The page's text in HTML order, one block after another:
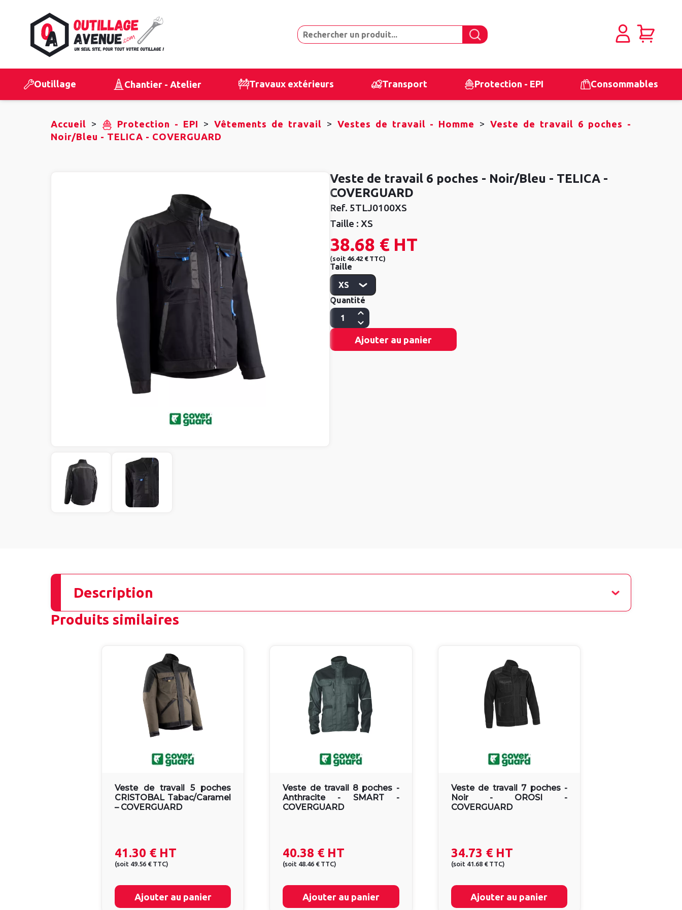
Outillage Chantier - Atelier Travaux extérieurs Transport Protection - EPI Consommables
Accueil > Protection - EPI > Vêtements de travail > Vestes de travail - Homme >Veste de travail 6 poches -
Noir/Bleu - TELICA - COVERGUARD
Veste de travail 6 poches - Noir/Bleu - TELICA -
COVERGUARD
Ref. 5TLJ0100XS
Taille : XS
38.68 €HT
(soit 46.42 € TTC)
Taille
Quantité
Ajouter au panier
Description
Produits similaires
Veste de travail 5 poches
CRISTOBAL Tabac/Caramel
– COVERGUARD
41.30 € HT
(soit 49.56 € TTC)
Ajouter au panier
Veste de travail 8 poches -
Anthracite - SMART -
COVERGUARD
40.38 € HT
(soit 48.46 € TTC)
Ajouter au panier
Veste de travail 7 poches -
Noir - OROSI -
COVERGUARD
34.73 €HT
(soit 41.68 € TTC)
Ajouter au panier